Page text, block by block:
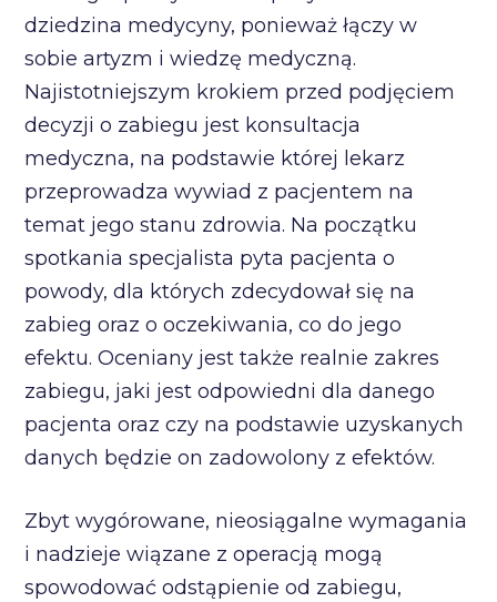
dziedzina medycyny, ponieważ łączy w
sobie artyzm i wiedzę medyczną.
Najistotniejszym krokiem przed podjęciem
decyzji o zabiegu jest konsultacja
medyczna, na podstawie której lekarz
przeprowadza wywiad z pacjentem na
temat jego stanu zdrowia. Na początku
spotkania specjalista pyta pacjenta o
powody, dla których zdecydował się na
zabieg oraz o oczekiwania, co do jego
efektu. Oceniany jest także realnie zakres
zabiegu, jaki jest odpowiedni dla danego
pacjenta oraz czy na podstawie uzyskanych
danych będzie on zadowolony z efektów.
Zbyt wygórowane, nieosiągalne wymagania
i nadzieje wiązane z operacją mogą
spowodować odstąpienie od zabiegu,